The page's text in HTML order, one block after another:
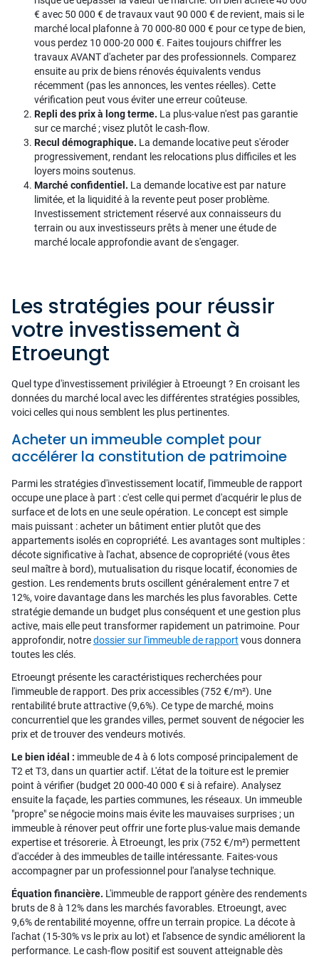
€ avec 50 000 € de travaux vaut 90 000 € de revient, mais si le
marché local plafonne à 70 000-80 000 € pour ce type de bien,
vous perdez 10 000-20 000 €. Faites toujours chiffrer les
travaux AVANT d'acheter par des professionnels. Comparez
ensuite au prix de biens rénovés équivalents vendus
récemment (pas les annonces, les ventes réelles). Cette
vérification peut vous éviter une erreur coûteuse.
Repli des prix à long terme. La plus-value n'est pas garantie
sur ce marché ; visez plutôt le cash-flow.
Recul démographique. La demande locative peut s'éroder
progressivement, rendant les relocations plus difficiles et les
loyers moins soutenus.
Marché confidentiel. La demande locative est par nature
limitée, et la liquidité à la revente peut poser problème.
Investissement strictement réservé aux connaisseurs du
terrain ou aux investisseurs prêts à mener une étude de
marché locale approfondie avant de s'engager.
Les stratégies pour réussir
votre investissement à
Etroeungt
Quel type d'investissement privilégier à Etroeungt ? En croisant les
données du marché local avec les différentes stratégies possibles,
voici celles qui nous semblent les plus pertinentes.
Acheter un immeuble complet pour
accélérer la constitution de patrimoine
Parmi les stratégies d'investissement locatif, l'immeuble de rapport
occupe une place à part : c'est celle qui permet d'acquérir le plus de
surface et de lots en une seule opération. Le concept est simple
mais puissant : acheter un bâtiment entier plutôt que des
appartements isolés en copropriété. Les avantages sont multiples :
décote significative à l'achat, absence de copropriété (vous êtes
seul maître à bord), mutualisation du risque locatif, économies de
gestion. Les rendements bruts oscillent généralement entre 7 et
12%, voire davantage dans les marchés les plus favorables. Cette
stratégie demande un budget plus conséquent et une gestion plus
active, mais elle peut transformer rapidement un patrimoine. Pour
approfondir, notredossier sur l'immeuble de rapport vous donnera
toutes les clés.
Etroeungt présente les caractéristiques recherchées pour
l'immeuble de rapport. Des prix accessibles (752 €/m²). Une
rentabilité brute attractive (9,6%). Ce type de marché, moins
concurrentiel que les grandes villes, permet souvent de négocier les
prix et de trouver des vendeurs motivés.
Le bien idéal : immeuble de 4 à 6 lots composé principalement de
T2 et T3, dans un quartier actif. L'état de la toiture est le premier
point à vérifier (budget 20 000-40 000 € si à refaire). Analysez
ensuite la façade, les parties communes, les réseaux. Un immeuble
"propre" se négocie moins mais évite les mauvaises surprises ; un
immeuble à rénover peut offrir une forte plus-value mais demande
expertise et trésorerie. À Etroeungt, les prix (752 €/m²) permettent
d'accéder à des immeubles de taille intéressante. Faites-vous
accompagner par un professionnel pour l'analyse technique.
Équation financière. L'immeuble de rapport génère des rendements
bruts de 8 à 12% dans les marchés favorables. Etroeungt, avec
9,6% de rentabilité moyenne, offre un terrain propice. La décote à
l'achat (15-30% vs le prix au lot) et l'absence de syndic améliorent la
performance. Le cash-flow positif est souvent atteignable dès